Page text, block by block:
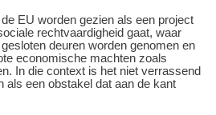
EU worden gezien als een project
rechtvaardigheid gaat, waar
deuren worden genomen en
economische machten zoals
In die context is het niet verrassend
als een obstakel dat aan de kant